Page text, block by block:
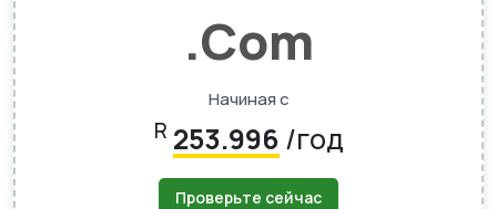
.Com
Начиная с
R 253.996 /год
Проверьте сейчас